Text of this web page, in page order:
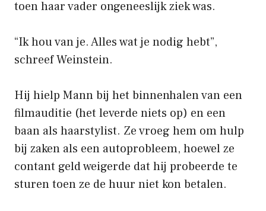
toen haar vader ongeneeslijk ziek was.
“Ik hou van je. Alles wat je nodig hebt”,
schreef Weinstein.
Hij hielp Mann bij het binnenhalen van een
filmauditie (het leverde niets op) en een
baan als haarstylist. Ze vroeg hem om hulp
bij zaken als een autoprobleem, hoewel ze
contant geld weigerde dat hij probeerde te
sturen toen ze de huur niet kon betalen.